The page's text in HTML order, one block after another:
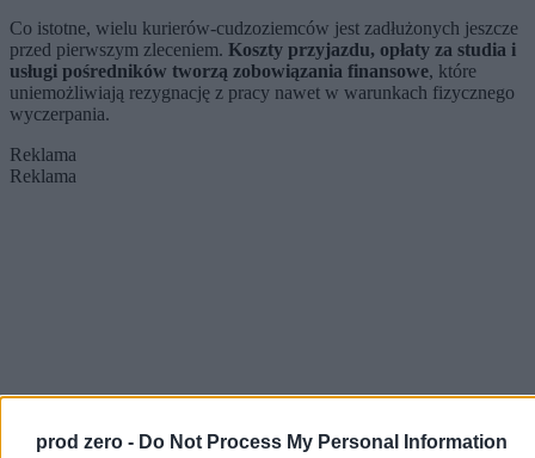
prod zero - Do Not Process My Personal Information
Co istotne, wielu kurierów-cudzoziemców jest zadłużonych jeszcze
przed pierwszym zleceniem. Koszty przyjazdu, opłaty za studia i
usługi pośredników tworzą zobowiązania finansowe, które
uniemożliwiają rezygnację z pracy nawet w warunkach fizycznego
wyczerpania.
Reklama
Reklama